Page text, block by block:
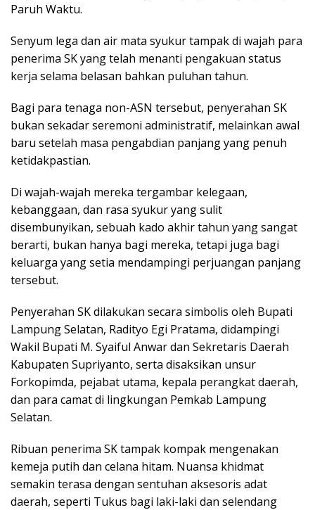
Paruh Waktu.
Senyum lega dan air mata syukur tampak di wajah para
penerima SK yang telah menanti pengakuan status
kerja selama belasan bahkan puluhan tahun.
Bagi para tenaga non-ASN tersebut, penyerahan SK
bukan sekadar seremoni administratif, melainkan awal
baru setelah masa pengabdian panjang yang penuh
ketidakpastian.
Di wajah-wajah mereka tergambar kelegaan,
kebanggaan, dan rasa syukur yang sulit
disembunyikan, sebuah kado akhir tahun yang sangat
berarti, bukan hanya bagi mereka, tetapi juga bagi
keluarga yang setia mendampingi perjuangan panjang
tersebut.
Penyerahan SK dilakukan secara simbolis oleh Bupati
Lampung Selatan, Radityo Egi Pratama, didampingi
Wakil Bupati M. Syaiful Anwar dan Sekretaris Daerah
Kabupaten Supriyanto, serta disaksikan unsur
Forkopimda, pejabat utama, kepala perangkat daerah,
dan para camat di lingkungan Pemkab Lampung
Selatan.
Ribuan penerima SK tampak kompak mengenakan
kemeja putih dan celana hitam. Nuansa khidmat
semakin terasa dengan sentuhan aksesoris adat
daerah, seperti Tukus bagi laki-laki dan selendang